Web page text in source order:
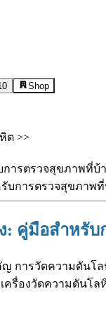
Shop
ต >>
ารตรวจสุขภาพที่บ้
คู่มือสำหรั
การวัดความดันโล
ครื่องวัดความดันโ